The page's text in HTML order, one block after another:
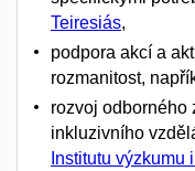
Teiresiás,
podpora akcí a
rozmanitost,
rozvoj odborného
inkluzivního
Institutu